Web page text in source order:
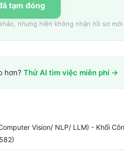
tạm đóng
nhưng hiện không nhận hồ sơ mới
hơn? Thử AI tìm việc miễn phí →
Vision/ NLP/ LLM) - Khối